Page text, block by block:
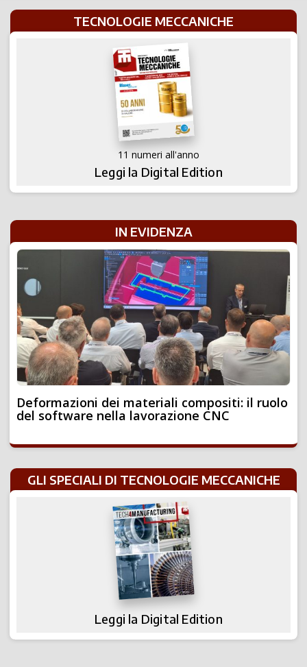
TECNOLOGIE MECCANICHE
11 numeri all'anno
Leggi la Digital Edition
IN EVIDENZA
Deformazioni dei materiali compositi: il ruolo
del software nella lavorazione CNC
GLI SPECIALI DI TECNOLOGIE MECCANICHE
Leggi la Digital Edition